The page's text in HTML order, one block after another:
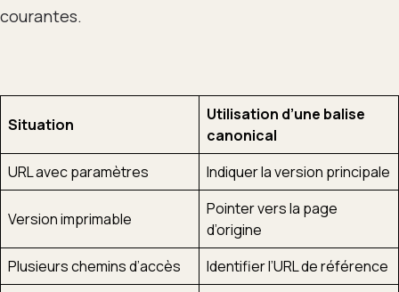
courantes.
Situation
Utilisation d’une balise
canonical
URL avec paramètres
Indiquer la version principale
Version imprimable
Pointer vers la page
d’origine
Plusieurs chemins d’accès
Identifier l’URL de référence